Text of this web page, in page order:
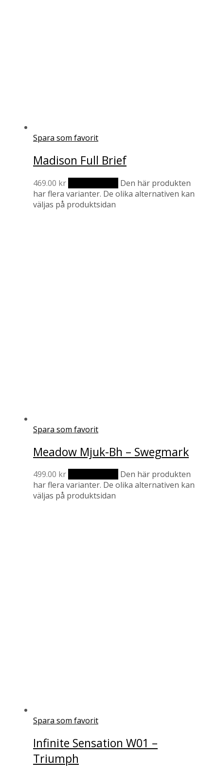
Spara som favorit
Madison Full Brief
469.00 kr
Den här produkten
har flera varianter. De olika alternativen kan
väljas på produktsidan
Spara som favorit
Meadow Mjuk-Bh – Swegmark
499.00 kr
Den här produkten
har flera varianter. De olika alternativen kan
väljas på produktsidan
Spara som favorit
Infinite Sensation W01 –
Triumph